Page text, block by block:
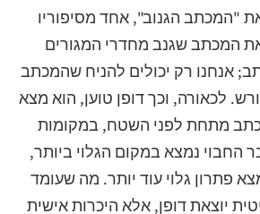
"המכתב הגנוב", אחד מסיפוריו
המכתב שגנב מחדרי המגורים
אנחנו רק יכולים להניח שהמכתב
לכאורה, וכך דופן טוען, הוא מצא
מתחת לפני השטח, במקומות
נמצא במקום הגלוי ביותר,
פתרון גלוי עוד יותר. מה שעומד
יוצאת דופן, אלא היכרות אישית